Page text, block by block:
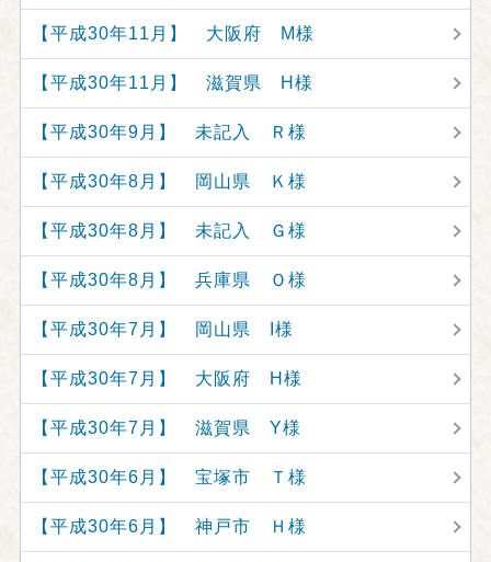
【平成30年11月】 大阪府 M様
【平成30年11月】 滋賀県 H様
【平成30年9月】 未記入 Ｒ様
【平成30年8月】 岡山県 Ｋ様
【平成30年8月】 未記入 Ｇ様
【平成30年8月】 兵庫県 Ｏ様
【平成30年7月】 岡山県 I様
【平成30年7月】 大阪府 H様
【平成30年7月】 滋賀県 Y様
【平成30年6月】 宝塚市 Ｔ様
【平成30年6月】 神戸市 Ｈ様